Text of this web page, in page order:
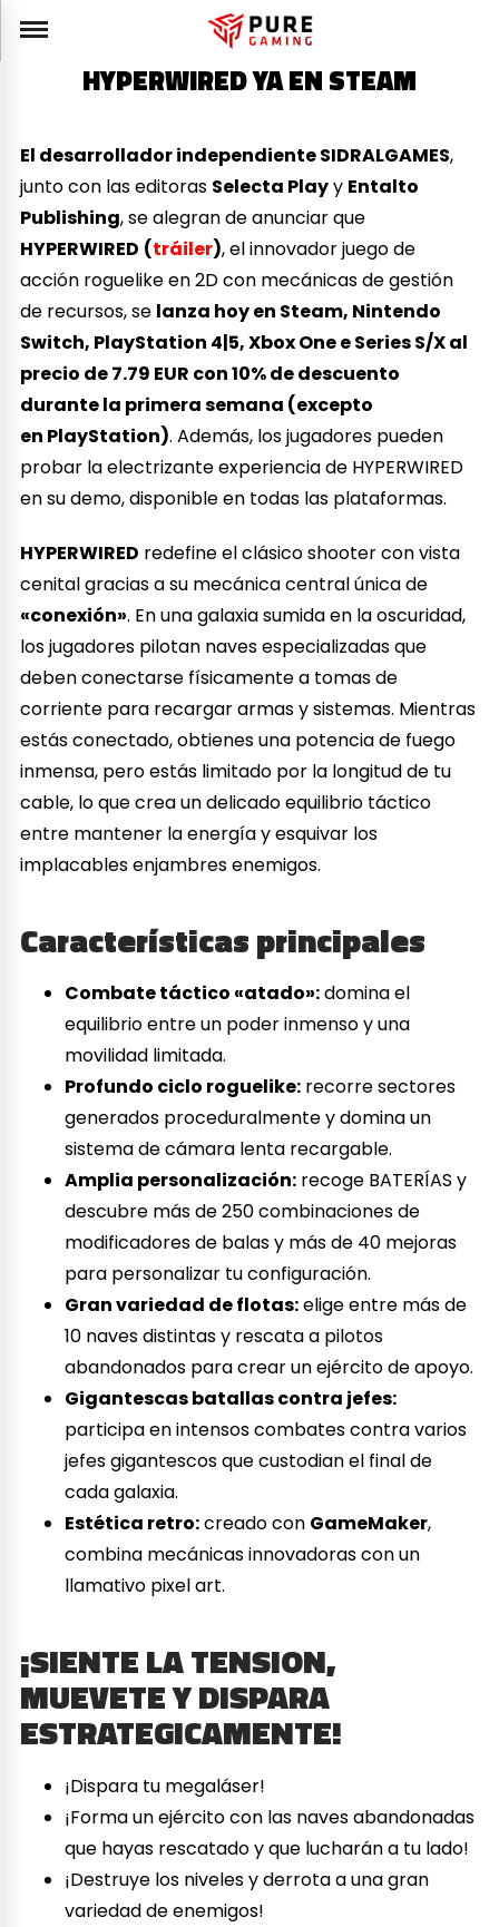
HYPERWIRED YA EN STEAM
El desarrollador independiente SIDRALGAMES,
junto con las editoras Selecta Playy Entalto
Publishing, se alegran de anunciar que
HYPERWIRED (tráiler), el innovador juego de
acción roguelike en 2D con mecánicas de gestión
de recursos, se lanza hoy en Steam, Nintendo
Switch, PlayStation 4|5, Xbox One e Series S/X al
precio de 7.79 EUR con 10% de descuento
durante la primera semana (excepto
en PlayStation). Además, los jugadores pueden
probar la electrizante experiencia de HYPERWIRED
en su demo, disponible en todas las plataformas.
HYPERWIRED redefine el clásico shooter con vista
cenital gracias a su mecánica central única de
«conexión». En una galaxia sumida en la oscuridad,
los jugadores pilotan naves especializadas que
deben conectarse físicamente a tomas de
corriente para recargar armas y sistemas. Mientras
estás conectado, obtienes una potencia de fuego
inmensa, pero estás limitado por la longitud de tu
cable, lo que crea un delicado equilibrio táctico
entre mantener la energía y esquivar los
implacables enjambres enemigos.
Características principales
Combate táctico «atado»:domina el
equilibrio entre un poder inmenso y una
movilidad limitada.
Profundo ciclo roguelike: recorre sectores
generados proceduralmente y domina un
sistema de cámara lenta recargable.
Amplia personalización: recoge BATERÍAS y
descubre más de 250 combinaciones de
modificadores de balas y más de 40 mejoras
para personalizar tu configuración.
Gran variedad de flotas:elige entre más de
10 naves distintas y rescata a pilotos
abandonados para crear un ejército de apoyo.
Gigantescas batallas contra jefes:
participa en intensos combates contra varios
jefes gigantescos que custodian el final de
cada galaxia.
Estética retro:creado con GameMaker,
combina mecánicas innovadoras con un
llamativo pixel art.
¡SIENTE LA TENSION,
MUEVETE Y DISPARA
ESTRATEGICAMENTE!
¡Dispara tu megaláser!
¡Forma un ejército con las naves abandonadas
que hayas rescatado y que lucharán a tu lado!
¡Destruye los niveles y derrota a una gran
variedad de enemigos!